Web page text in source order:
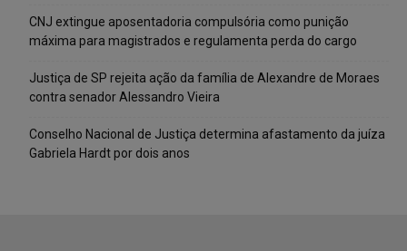
CNJ extingue aposentadoria compulsória como punição
máxima para magistrados e regulamenta perda do cargo
Justiça de SP rejeita ação da família de Alexandre de Moraes
contra senador Alessandro Vieira
Conselho Nacional de Justiça determina afastamento da juíza
Gabriela Hardt por dois anos